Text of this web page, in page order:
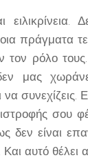
ειλικρίνεια.
πράγματα
τον ρόλο
μας
συνεχίζεις.
σου
δεν είναι
αυτό θέλει